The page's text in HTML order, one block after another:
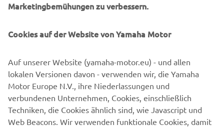
HERUNTERLADEN
Lade dir die kostenlose MyRide App für iOS und Android
herunter.
Marketingbemühungen zu verbessern.
Cookies auf der Website von Yamaha Motor
Auf unserer Website (yamaha-motor.eu) - und allen
lokalen Versionen davon - verwenden wir, die Yamaha
Motor Europe N.V., ihre Niederlassungen und
verbundenen Unternehmen, Cookies, einschließlich
Techniken, die Cookies ähnlich sind, wie Javascript und
Web Beacons. Wir verwenden funktionale Cookies, damit